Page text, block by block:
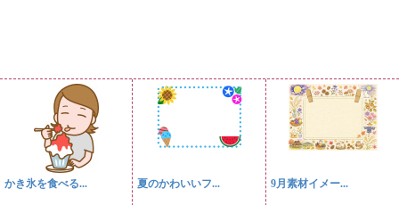
かき氷を食べる... 夏のかわいいフ... 9月素材イメー...